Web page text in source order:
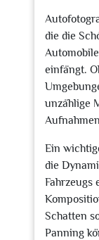
die die
einfängt.
unzählige
Ein
die
Fahrzeugs
Schatten
Panning